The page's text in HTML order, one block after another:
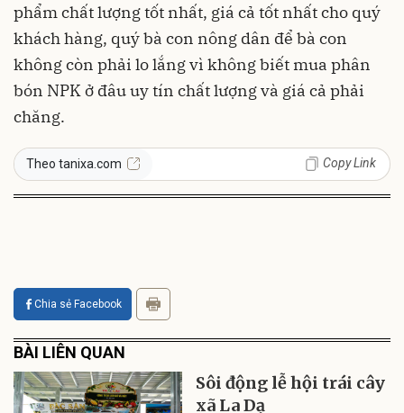
phẩm chất lượng tốt nhất, giá cả tốt nhất cho quý
khách hàng, quý bà con nông dân để bà con
không còn phải lo lắng vì không biết mua phân
bón NPK ở đâu uy tín chất lượng và giá cả phải
chăng.
Theo tanixa.com Copy Link
Chia sẻ Facebook
BÀI LIÊN QUAN
Sôi động lễ hội trái cây
xã La Dạ